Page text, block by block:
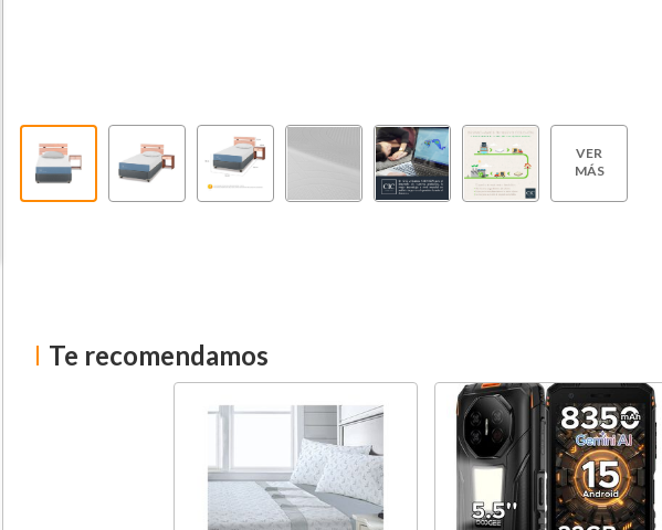
VER
MÁS
Te recomendamos